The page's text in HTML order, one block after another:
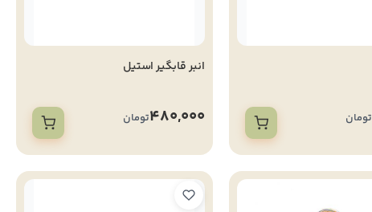
تومان
انبر قابگیر استیل
480,000تومان